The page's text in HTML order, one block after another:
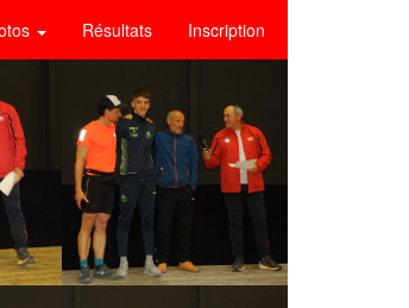
Résultats Inscription